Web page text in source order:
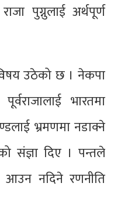
पुग्नुलाई अर्थपूर्ण
उठेको छ । नेकपा
भारतमा
भ्रमणमा नडाक्ने
संज्ञा दिए । पन्तले
आउन नदिने रणनीति